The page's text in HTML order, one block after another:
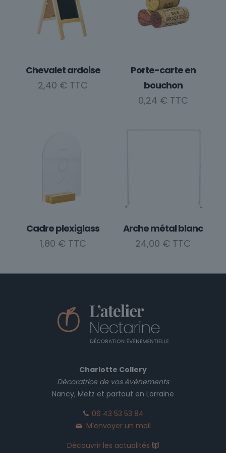
Chevalet ardoise
2,40 €
Porte-carte en
bouchon
0,24 €
Cadre plexiglass
1,80 €
Arche métal blanc
24,00 €
Charlotte Collery
Décoratrice de vos événements
Nancy, Metz et partout en Lorraine
06 43 53 53 84
M'envoyer un mail
Découvrir les actualités